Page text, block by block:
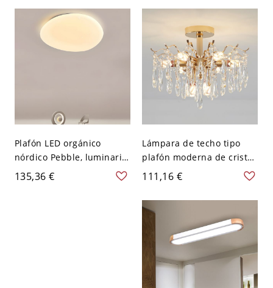
Plafón LED orgánico
nórdico Pebble, luminaria
de techo de perfil bajo
con efecto estrellado - 110
135,36 €
Lámpara de techo tipo
plafón moderna de cristal
dorado, luminaria de
techo redonda de lujo con
prismas facetados - 110 A
120 V 41,91 cm Geométría
111,16 €